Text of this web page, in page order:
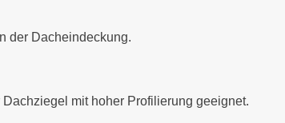
der Dacheindeckung.
mit hoher Profilierung geeignet.